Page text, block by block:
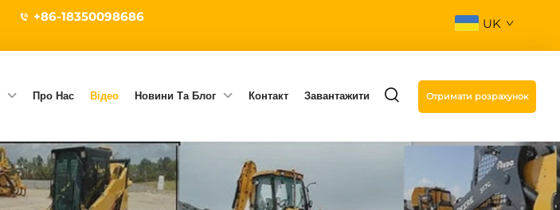
+86-18350098686
UK
Про Нас Відео Новини Та Блог Контакт Завантажити Отримати розрахунок